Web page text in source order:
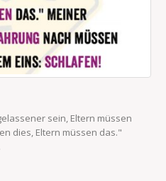
sein, Eltern müssen
dies, Eltern müssen das."